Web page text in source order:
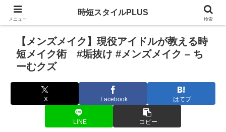
【メンズメイク】現役アイドルが教える時
短メイク術 #垢抜け #メンズメイク – ち
ーむクズ
X Facebook はてブ
LINE コピー
メニュー
時短スタイルPLUS
検索